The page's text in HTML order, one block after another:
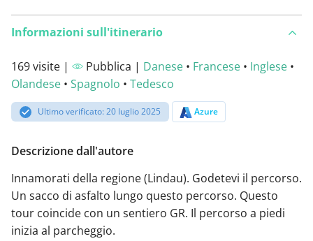
Informazioni sull'itinerario
169 visite | Pubblica | Danese • Francese • Inglese •
Olandese • Spagnolo • Tedesco
Ultimo verificato: 20 luglio 2025 Azure
Descrizione dall'autore
Innamorati della regione (Lindau). Godetevi il percorso.
Un sacco di asfalto lungo questo percorso. Questo
tour coincide con un sentiero GR. Il percorso a piedi
inizia al parcheggio.